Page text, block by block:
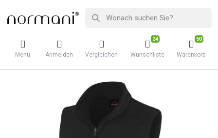
Menü Anmelden Vergleichen
24
Wunschliste
50
Warenkorb